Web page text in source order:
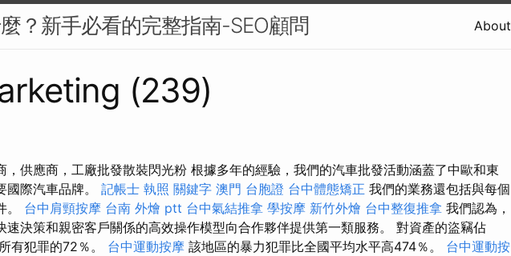
？新手必看的完整指南-SEO顧問 About
(239)
，供應商，工廠批發散裝閃光粉 根據多年的經驗，我們的汽車批發活動涵蓋了中歐和東
國際汽車品牌。 記帳士 執照 關鍵字 澳門 台胞證 台中體態矯正 我們的業務還包括與每個
。 台中肩頸按摩 台南 外燴 ptt 台中氣結推拿 學按摩 新竹外燴 台中整復推拿 我們認為，
速決策和親密客戶關係的高效操作模型向合作夥伴提供第一類服務。 對資產的盜竊佔
有犯罪的72％。 台中運動按摩 該地區的暴力犯罪比全國平均水平高474％。 台中運動按